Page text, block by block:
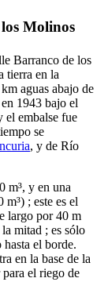
Molinos
Barranco de los
tierra en la
aguas abajo de
1943 bajo el
el embalse fue
se
, y de Río
m³, y en una
; este es el
largo por 40 m
mitad ; es sólo
el borde.
en la base de la
el riego de